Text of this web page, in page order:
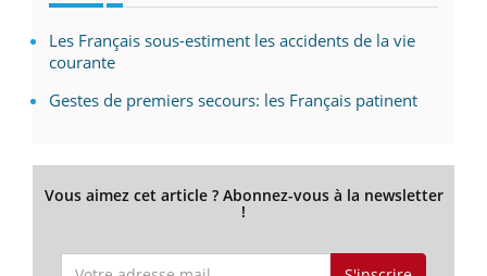
Les Français sous-estiment les accidents de la vie
courante
Gestes de premiers secours: les Français patinent
Vous aimez cet article ? Abonnez-vous à la newsletter
!